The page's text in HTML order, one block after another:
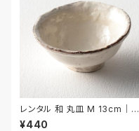
レンタル 和 丸皿 M 13cm｜W
MM042
¥440